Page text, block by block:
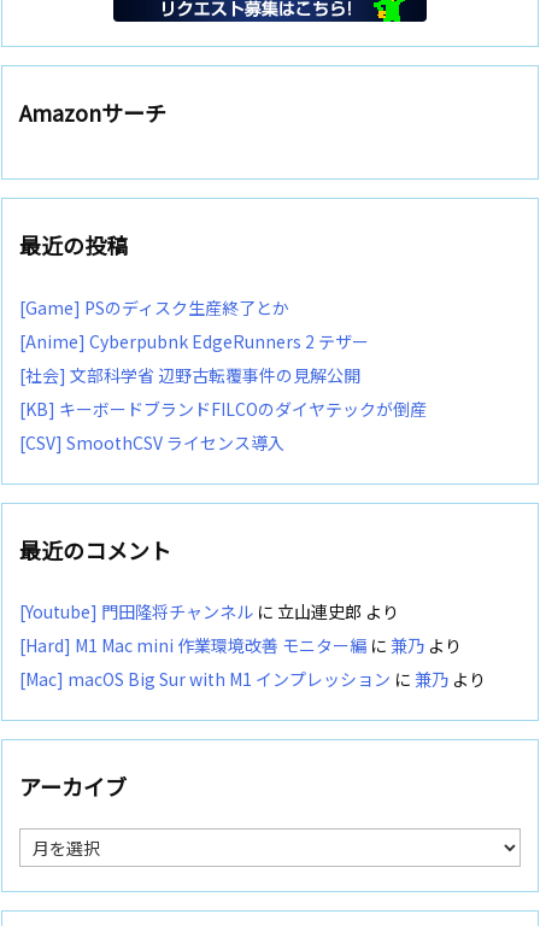
Amazonサーチ
最近の投稿
[Game] PSのディスク生産終了とか
[Anime] Cyberpubnk EdgeRunners 2 テザー
[社会] 文部科学省 辺野古転覆事件の見解公開
[KB] キーボードブランドFILCOのダイヤテックが倒産
[CSV] SmoothCSV ライセンス導入
最近のコメント
[Youtube] 門田隆将チャンネル に 立山連史郎 より
[Hard] M1 Mac mini 作業環境改善 モニター編 に 兼乃 より
[Mac] macOS Big Sur with M1 インプレッション に 兼乃 より
アーカイブ
ア
ー
カ
イ